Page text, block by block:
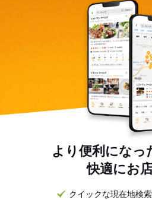
より便利になっ
快適にお
クイックな現在地検